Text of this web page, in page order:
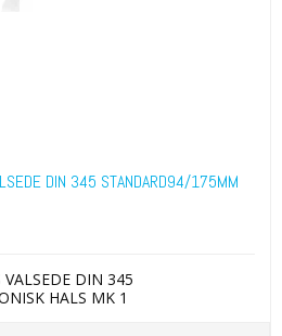
DIN 345 STANDARD94/175MM
DIN 345
HALS MK 1